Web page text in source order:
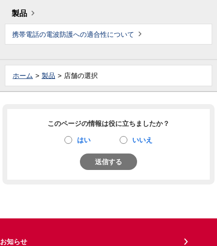
製品
携帯電話の電波防護への適合性について
ホーム 製品 店舗の選択
このページの情報は役に立ちましたか？
はい いいえ
送信する
お知らせ